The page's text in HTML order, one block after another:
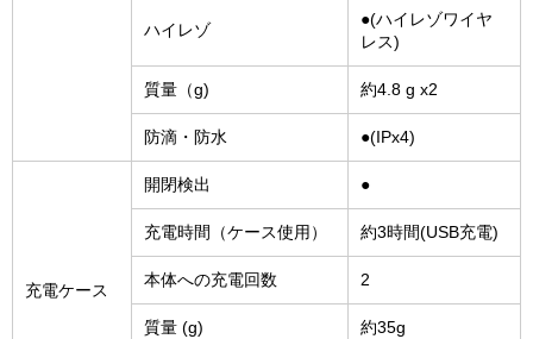
ハイレゾ
●(ハイレゾワイヤ
レス)
質量（g) 約4.8 g x2
防滴・防水 ●(IPx4)
充電ケース
開閉検出 ●
充電時間（ケース使用） 約3時間(USB充電)
本体への充電回数 2
質量 (g) 約35g